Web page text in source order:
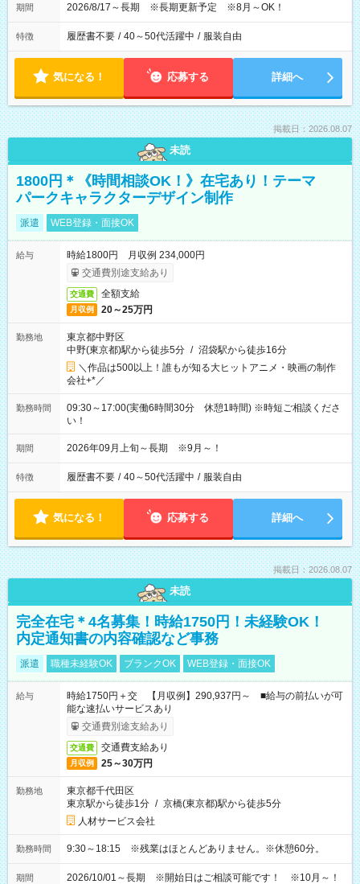
期間 2026/8/17～長期 ※長期更新予定 ※8月～OK！
特徴 履歴書不要 / 40～50代活躍中 / 服装自由
気になる！ 応募する 詳細へ
掲載日：2026.08.07
未読
1800円＊《時間相談OK！》在宅あり！テーマ
パークキャラクターデザイン制作
派遣 WEB登録・面接OK
給与
時給1800円 月収例 234,000円
交通費別途支給あり
交通費 全額支給
月収例 20～25万円
勤務地
東京都中野区
中野(東京都)駅から徒歩5分 / 沼袋駅から徒歩16分
＼作品は500以上！誰もが知る大ヒットアニメ・映画の制作
会社+*／
勤務時間
09:30～17:00(実働6時間30分 休憩1時間) ※時短ご相談くださ
い！
期間 2026年09月上旬～長期 ※9月～！
特徴 履歴書不要 / 40～50代活躍中 / 服装自由
気になる！ 応募する 詳細へ
掲載日：2026.08.07
未読
完全在宅＊4名募集！時給1750円！未経験OK！
内定通知書の内容確認など事務
派遣 職種未経験OK ブランクOK WEB登録・面接OK
給与
時給1750円＋交 【月収例】290,937円～ ■給与の前払いが可
能な速払いサービスあり
交通費別途支給あり
交通費 交通費支給あり
月収例 25～30万円
勤務地
東京都千代田区
東京駅から徒歩1分 / 京橋(東京都)駅から徒歩5分
人材サービス会社
勤務時間 9:30～18:15 ※残業はほとんどありません。※休憩60分。
期間 2026/10/01～長期 ※開始日はご相談可能です！ ※10月～！